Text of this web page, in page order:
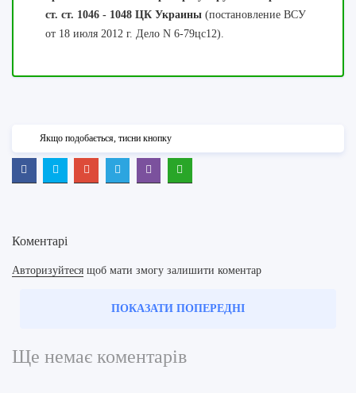
ст. ст. 1046 - 1048 ЦК Украины (постановление ВСУ
от 18 июля 2012 г. Дело N 6-79цс12).
Якщо подобається, тисни кнопку
Коментарі
Авторизуйтеся щоб мати змогу залишити коментар
ПОКАЗАТИ ПОПЕРЕДНІ
Ще немає коментарів